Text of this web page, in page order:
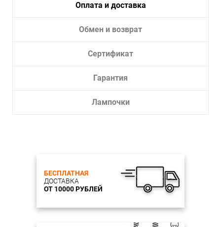
Оплата и доставка
Обмен и возврат
Сертификат
Гарантия
Лампочки
БЕСПЛАТНАЯ
ДОСТАВКА
ОТ 10000 РУБЛЕЙ